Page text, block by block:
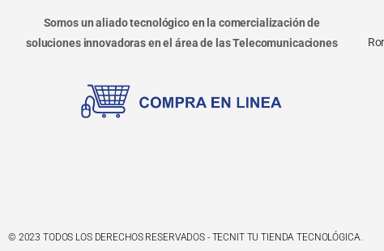
Somos un aliado tecnológico en la comercialización de
soluciones innovadoras en el área de las Telecomunicaciones
© 2023 TODOS LOS DERECHOS RESERVADOS - TECNIT TU TIENDA TECNOLÓGICA.